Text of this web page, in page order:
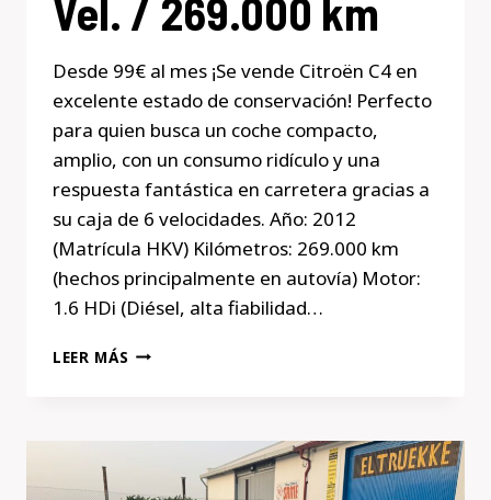
Vel. / 269.000 km
Desde 99€ al mes ¡Se vende Citroën C4 en
excelente estado de conservación! Perfecto
para quien busca un coche compacto,
amplio, con un consumo ridículo y una
respuesta fantástica en carretera gracias a
su caja de 6 velocidades. Año: 2012
(Matrícula HKV) Kilómetros: 269.000 km
(hechos principalmente en autovía) Motor:
1.6 HDi (Diésel, alta fiabilidad…
LEER MÁS CITROËN